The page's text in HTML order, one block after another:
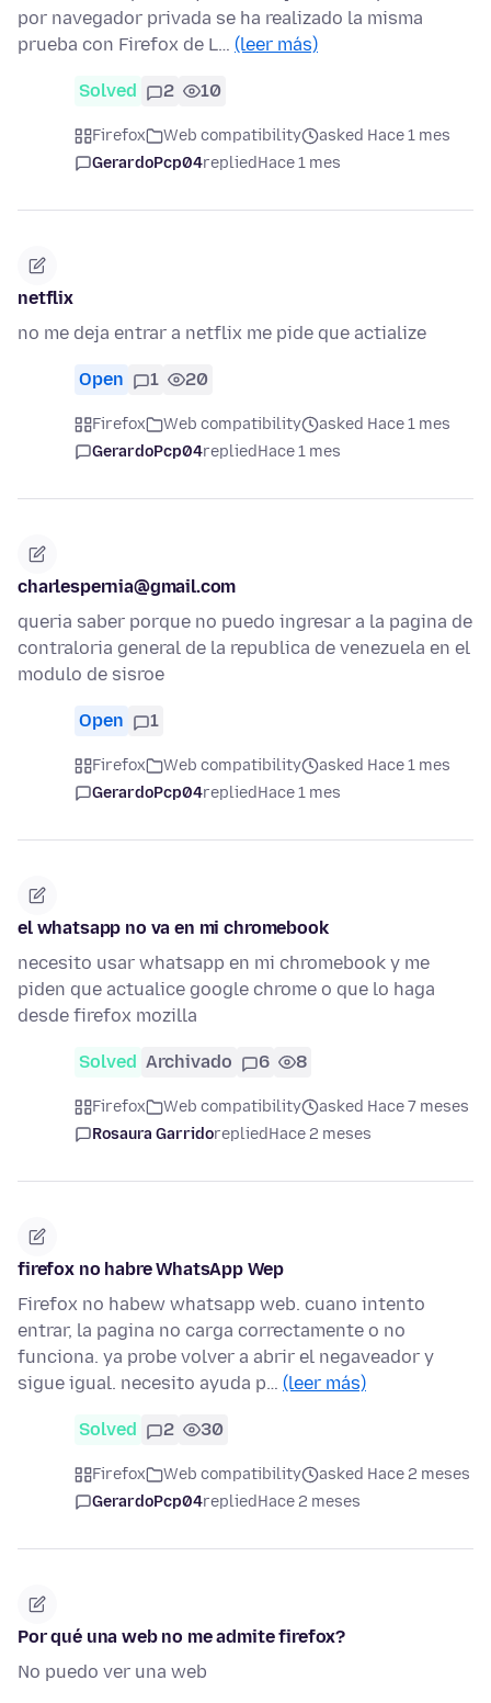
por navegador privada se ha realizado la misma
prueba con Firefox de L… (leer más)
Solved 2 10
Firefox Web compatibility
asked Hace 1 mes
GerardoPcp04repliedHace 1 mes
netflix
no me deja entrar a netflix me pide que actialize
Open 1 20
Firefox Web compatibility
asked Hace 1 mes
GerardoPcp04repliedHace 1 mes
charlespernia@gmail.com
queria saber porque no puedo ingresar a la pagina de
contraloria general de la republica de venezuela en el
modulo de sisroe
Open 1
Firefox Web compatibility
asked Hace 1 mes
GerardoPcp04repliedHace 1 mes
el whatsapp no va en mi chromebook
necesito usar whatsapp en mi chromebook y me
piden que actualice google chrome o que lo haga
desde firefox mozilla
Solved Archivado 6 8
Firefox Web compatibility
asked Hace 7 meses
Rosaura GarridorepliedHace 2 meses
firefox no habre WhatsApp Wep
Firefox no habew whatsapp web. cuano intento
entrar, la pagina no carga correctamente o no
funciona. ya probe volver a abrir el negaveador y
sigue igual. necesito ayuda p… (leer más)
Solved 2 30
Firefox Web compatibility
asked Hace 2 meses
GerardoPcp04repliedHace 2 meses
Por qué una web no me admite firefox?
No puedo ver una web